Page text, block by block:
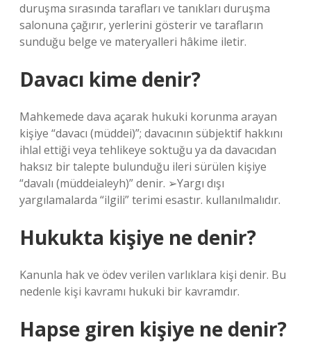
duruşma sırasında tarafları ve tanıkları duruşma
salonuna çağırır, yerlerini gösterir ve tarafların
sunduğu belge ve materyalleri hâkime iletir.
Davacı kime denir?
Mahkemede dava açarak hukuki korunma arayan
kişiye “davacı (müddei)”; davacının sübjektif hakkını
ihlal ettiği veya tehlikeye soktuğu ya da davacıdan
haksız bir talepte bulunduğu ileri sürülen kişiye
“davalı (müddeialeyh)” denir. ➢Yargı dışı
yargılamalarda “ilgili” terimi esastır. kullanılmalıdır.
Hukukta kişiye ne denir?
Kanunla hak ve ödev verilen varlıklara kişi denir. Bu
nedenle kişi kavramı hukuki bir kavramdır.
Hapse giren kişiye ne denir?